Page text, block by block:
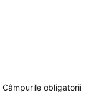
Câmpurile obligatorii